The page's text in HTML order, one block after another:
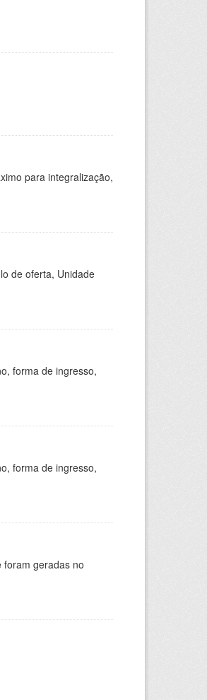
para integralização,
de oferta, Unidade
forma de ingresso,
forma de ingresso,
foram geradas no